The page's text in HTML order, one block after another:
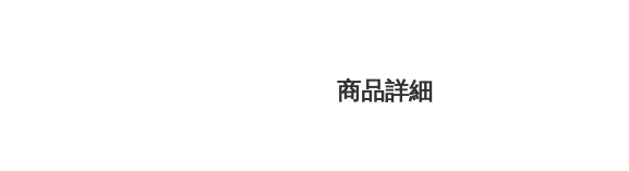
商品詳細